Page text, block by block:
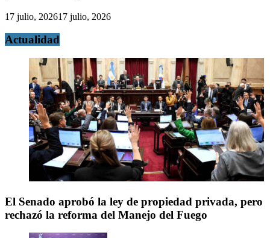
17 julio, 202617 julio, 2026
Actualidad
El Senado aprobó la ley de propiedad privada, pero
rechazó la reforma del Manejo del Fuego